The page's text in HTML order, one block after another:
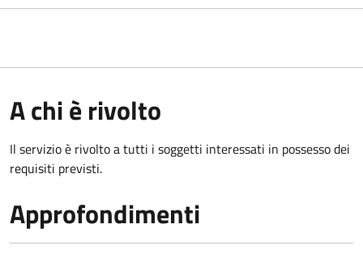
A chi è rivolto
Il servizio è rivolto a tutti i soggetti interessati in possesso dei
requisiti previsti.
Approfondimenti